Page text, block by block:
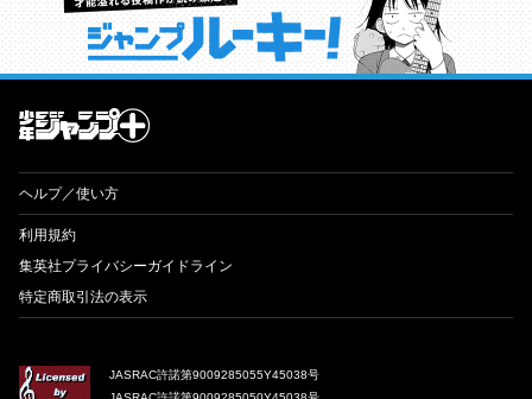
才能溢れる投稿作が読み放題！ ジャンプルーキー！
ヘルプ／使い方
利用規約
集英社プライバシーガイドライン
特定商取引法の表示
JASRAC許諾第9009285055Y45038号